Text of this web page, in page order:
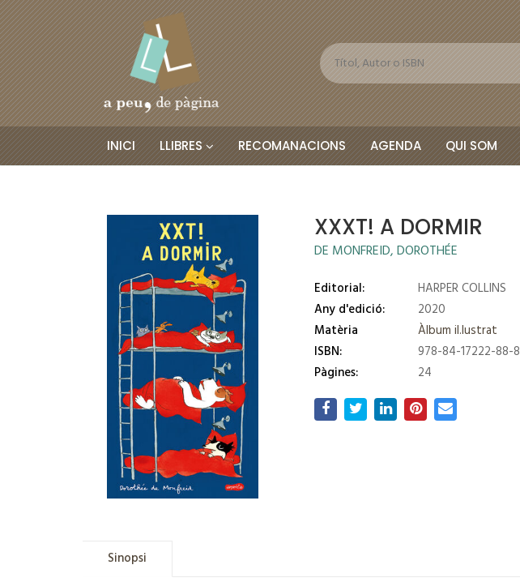
INICI LLIBRES RECOMANACIONS AGENDA QUI SOM
XXXT! A DORMIR
DE MONFREID, DOROTHÉE
Editorial:
HARPER COLLINS
Any d'edició:
2020
Matèria
Àlbum il.lustrat
ISBN:
978-84-17222-88-8
Pàgines:
24
Sinopsi